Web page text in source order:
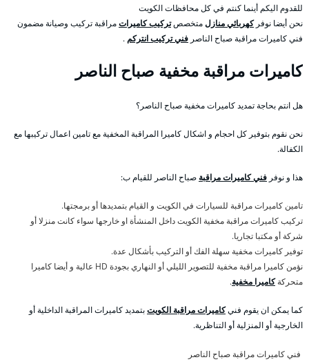
للقدوم اليكم أينما كنتم في كل محافظات الكويت
نحن أيضا نوفركهربائي منازلمتخصصتركيب كاميراتمراقبة تركيب وصيانة مضمون
فني كاميرات مراقبة صباح الناصر فني تركيب انتركم .
كاميرات مراقبة مخفية صباح الناصر
هل انتم بحاجة تمديد كاميرات مخفية صباح الناصر؟
نحن نقوم بتوفير كل احجام و اشكال كاميرا المراقبة المخفية مع تامين اعمال تركيبها مع
الكفالة.
هذا و نوفر فني كاميرات مراقبة صباح الناصر للقيام ب:
تامين كاميرات مراقبة للسيارات في الكويت و القيام بتمديدها أو برمجتها.
تركيب كاميرات مراقبة مخفية الكويت داخل المنشأة او خارجها سواء كانت منزلا أو
شركة أو مكتبا تجاريا.
توفير كاميرات مخفية سهلة الفك أو التركيب بأشكال عدة.
نؤمن كاميرا مراقبة مخفية للتصوير الليلي أو النهاري بجودة HD عالية و أيضا كاميرا
متحركةكاميرا مخفية.
كما يمكن ان يقوم فنيكاميرات مراقبة الكويتبتمديد كاميرات المراقبة الداخلية أو
الخارجية أو المنزلية أو التناظرية.
فني كاميرات مراقبة صباح الناصر